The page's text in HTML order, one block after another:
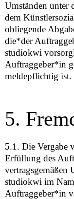
Umständen unter
dem
obliegende
die*der
studiokwi
Auftraggeber*in
meldepflichtig ist.
5.
5.1. Die Vergabe
Erfüllung des
vertragsgemäßen
studiokwi im
Auftraggeber*in